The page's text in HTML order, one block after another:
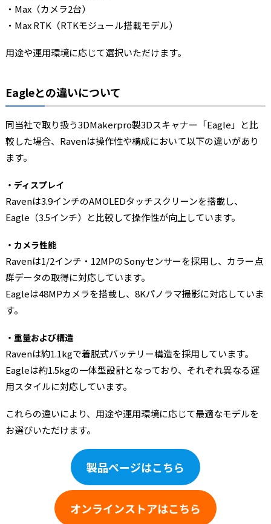
・Max（カメラ2台）
・Max RTK（RTKモジュール搭載モデル）
用途や運用環境に応じて選択いただけます。
Eagleとの違いについて
同当社で取り扱う3DMakerpro製3Dスキャナー「Eagle」と比
較した場合、Ravenは操作性や構成において以下の違いがあり
ます。
・ディスプレイ
Ravenは3.9インチのAMOLEDタッチスクリーンを搭載し、
Eagle（3.5インチ）と比較して操作性が向上しています。
・カメラ性能
Ravenは1/2インチ・12MPのSonyセンサーを採用し、カラー点
群データの取得に対応しています。
Eagleは48MPカメラを搭載し、8Kパノラマ撮影に対応していま
す。
・重量および構造
Ravenは約1.1kgで着脱式バッテリー構造を採用しています。
Eagleは約1.5kgの一体型設計となっており、それぞれ異なる運
用スタイルに対応しています。
これらの違いにより、用途や運用環境に応じて最適なモデルを
お選びいただけます。
製品ページはこちら
オンラインストアはこちら